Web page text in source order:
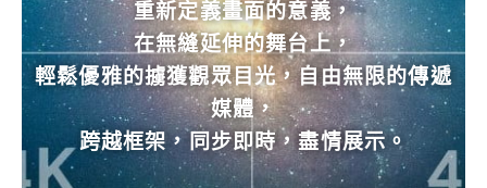
重新定義畫面的意義，
在無縫延伸的舞台上，
輕鬆優雅的擄獲觀眾目光，自由無限的傳遞
媒體，
跨越框架，同步即時，盡情展示。